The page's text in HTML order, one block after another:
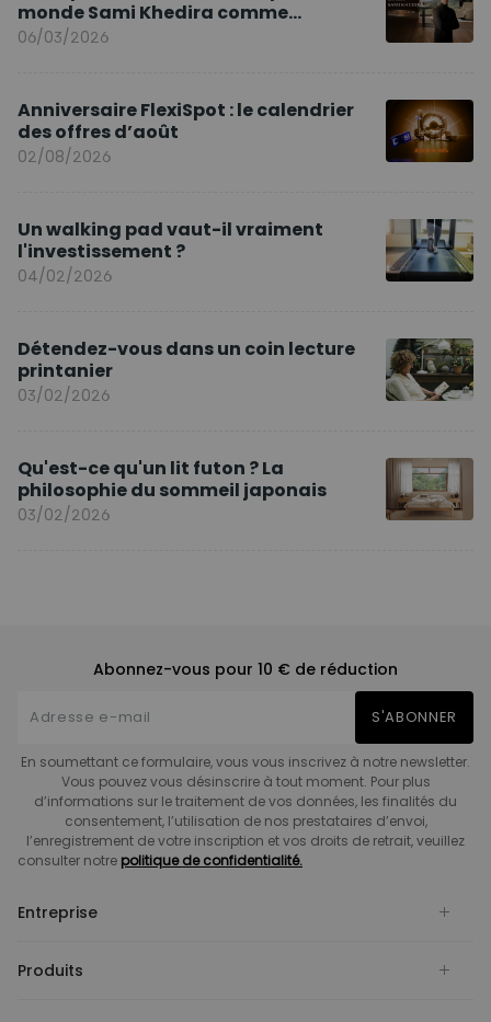
monde Sami Khedira comme
ambassadeur de la marque en Europe
06/03/2026
Anniversaire FlexiSpot : le calendrier
des offres d’août
02/08/2026
Un walking pad vaut-il vraiment
l'investissement ?
04/02/2026
Détendez-vous dans un coin lecture
printanier
03/02/2026
Qu'est-ce qu'un lit futon ? La
philosophie du sommeil japonais
03/02/2026
Abonnez-vous pour 10 € de réduction
S'ABONNER
En soumettant ce formulaire, vous vous inscrivez à notre newsletter.
Vous pouvez vous désinscrire à tout moment. Pour plus
d’informations sur le traitement de vos données, les finalités du
consentement, l’utilisation de nos prestataires d’envoi,
l’enregistrement de votre inscription et vos droits de retrait, veuillez
consulter notre politique de confidentialité.
Entreprise
Produits